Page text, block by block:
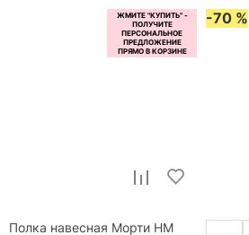
Полка навесная Морти НМ
-70 %